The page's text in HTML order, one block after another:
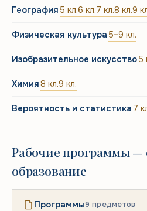
География 5 кл.6 кл.7 кл.8 кл.9
Физическая культура 5–9 кл.
Изобразительное искусство5
Химия8 кл.9 кл.
Вероятность и статистика 7
Рабочие программы —
образование
Программы9 предметов